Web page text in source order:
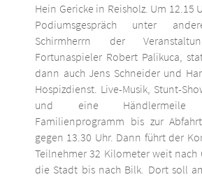
Hein Gericke in Reisholz. Um 12.15
Podiumsgespräch unter
Schirmherrn der
Fortunaspieler Robert Palikuca,
dann auch Jens Schneider und
Hospizdienst. Live-Musik, Stunt-
und eine
Familienprogramm bis zur
gegen 13.30 Uhr. Dann führt der
Teilnehmer 32 Kilometer weit nach
die Stadt bis nach Bilk. Dort soll